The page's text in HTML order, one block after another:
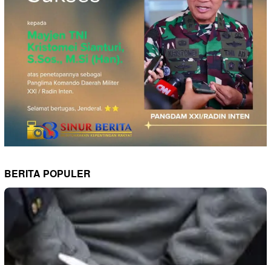
BERITA POPULER